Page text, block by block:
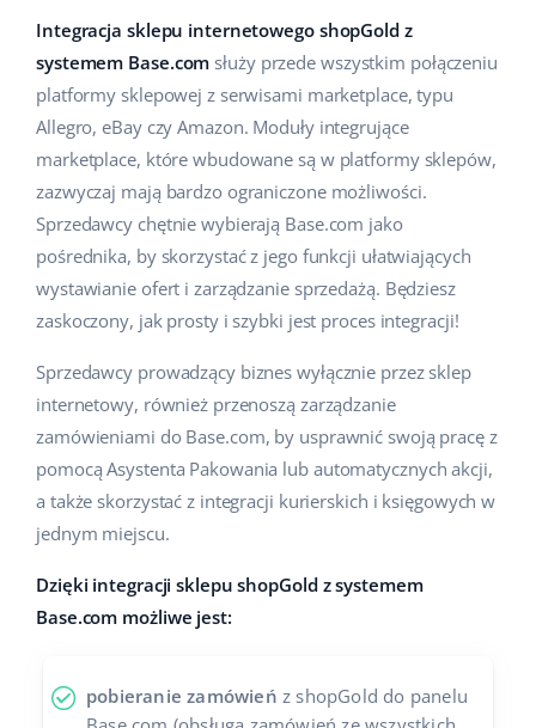
Najważniejsze funkcje
Sprzedaż na marketplace
Automatyzacja procesów
Zarządzanie wysyłką
Automatyzacja cen
AI dla e-commerce
Obsługa klienta
Ekosystem
Super Merchant
Responso
Base Analytics
Base Connect
Dom i ogród
Dziecko
Elektronika
Motoryzacja
Supermarket
Moda
Pomoc
Akademia
Usługi
Wdrożenia systemu
Konsultacje i szkolenia
Audyt konta
Konfiguracja konta
Case Study
Polski
english (GB)
english (IN)
čeština
deutsch
español (AR)
español (MX)
Italiano
polski
português (BR)
Integracja sklepu internetowego shopGold z
systemem Base.com służy przede wszystkim połączeniu
platformy sklepowej z serwisami marketplace, typu
Allegro, eBay czy Amazon. Moduły integrujące
marketplace, które wbudowane są w platformy sklepów,
zazwyczaj mają bardzo ograniczone możliwości.
Sprzedawcy chętnie wybierają Base.com jako
pośrednika, by skorzystać z jego funkcji ułatwiających
wystawianie ofert i zarządzanie sprzedażą. Będziesz
zaskoczony, jak prosty i szybki jest proces integracji!
Sprzedawcy prowadzący biznes wyłącznie przez sklep
internetowy, również przenoszą zarządzanie
zamówieniami do Base.com, by usprawnić swoją pracę z
pomocą Asystenta Pakowania lub automatycznych akcji,
a także skorzystać z integracji kurierskich i księgowych w
jednym miejscu.
Dzięki integracji sklepu shopGold z systemem
Base.com możliwe jest:
pobieranie zamówień z shopGold do panelu